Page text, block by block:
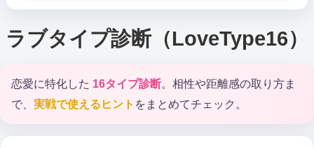
ラブタイプ診断（LoveType16）
恋愛に特化した 16タイプ診断。相性や距離感の取り方ま
で、 実戦で使えるヒント をまとめてチェック。